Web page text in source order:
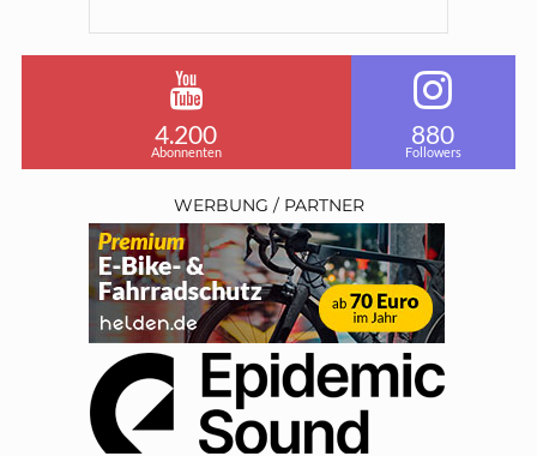
4.200
Abonnenten
880
Followers
WERBUNG / PARTNER